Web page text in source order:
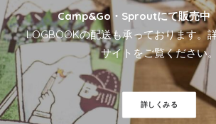
Camp&Go・Sproutにて販売中
LOGBOOKの配送も承っております。
サイト をご覧ください。
詳しくみる